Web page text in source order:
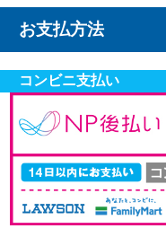
お支払方法
コンビニ支払い